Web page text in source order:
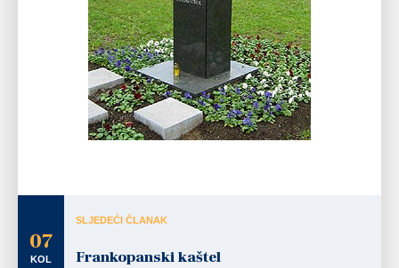
07
KOL
SLJEDEĆI ČLANAK
Frankopanski kaštel